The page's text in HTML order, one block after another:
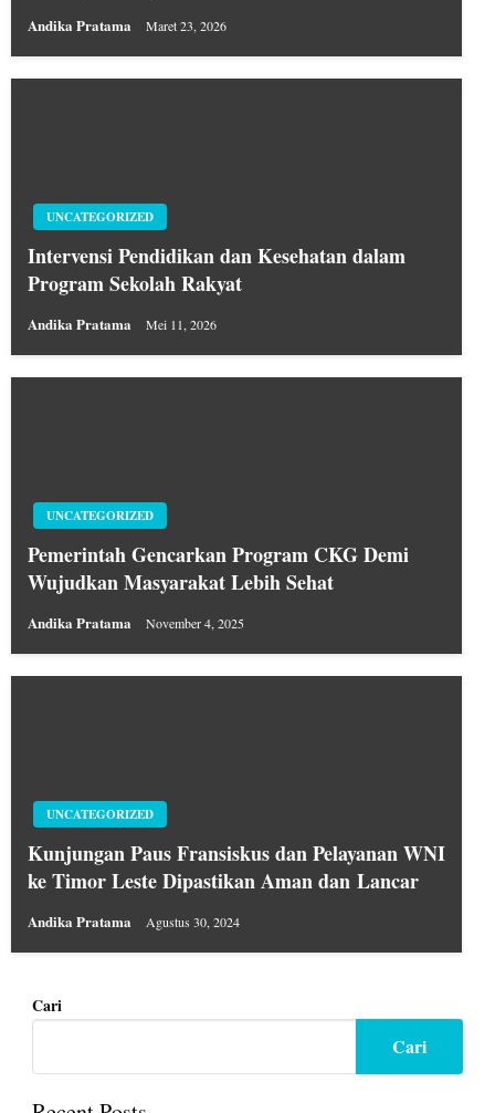
Andika Pratama Maret 23, 2026
UNCATEGORIZED
Intervensi Pendidikan dan Kesehatan dalam
Program Sekolah Rakyat
Andika Pratama Mei 11, 2026
UNCATEGORIZED
Pemerintah Gencarkan Program CKG Demi
Wujudkan Masyarakat Lebih Sehat
Andika Pratama November 4, 2025
UNCATEGORIZED
Kunjungan Paus Fransiskus dan Pelayanan WNI
ke Timor Leste Dipastikan Aman dan Lancar
Andika Pratama Agustus 30, 2024
Cari
Cari